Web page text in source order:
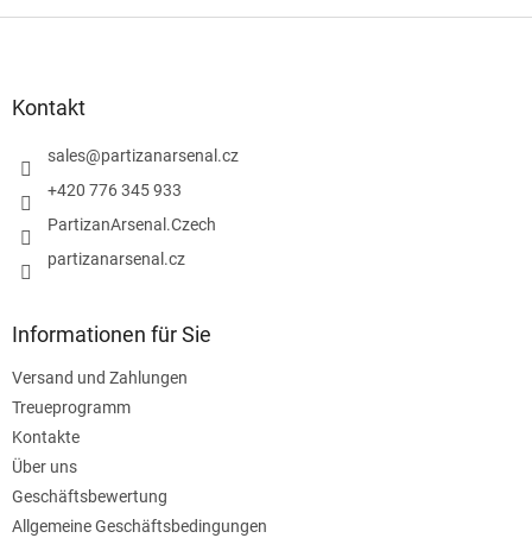
r
Kontakt
sales@partizanarsenal.cz
+420 776 345 933
PartizanArsenal.Czech
partizanarsenal.cz
Informationen für Sie
Versand und Zahlungen
Treueprogramm
Kontakte
Über uns
Geschäftsbewertung
Allgemeine Geschäftsbedingungen